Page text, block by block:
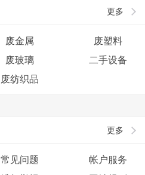
更多
废金属
废塑料
废玻璃
二手设备
废纺织品
更多
常见问题
帐户服务